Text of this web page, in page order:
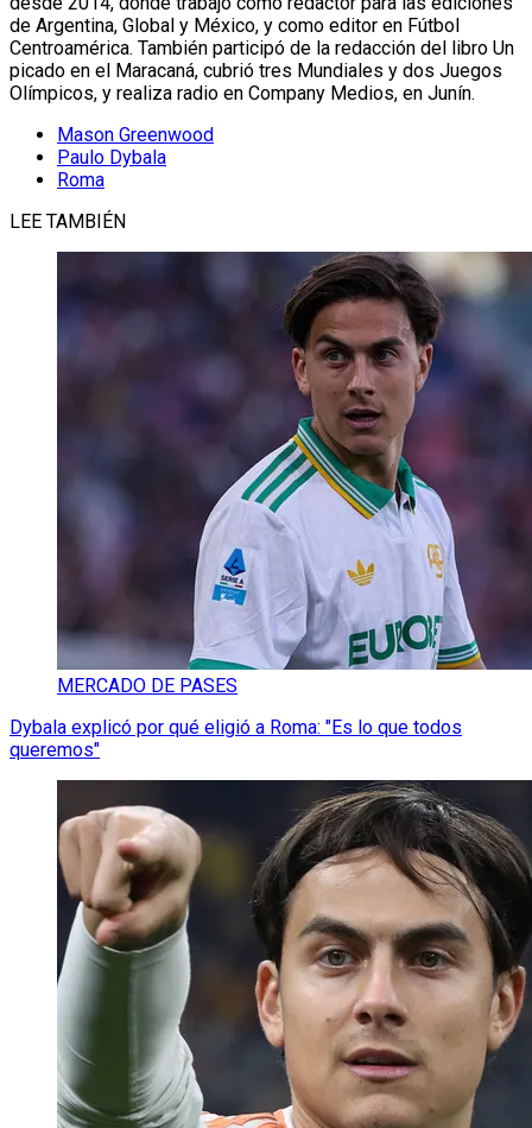
de Argentina, Global y México, y como editor en Fútbol
Centroamérica. También participó de la redacción del libro Un
picado en el Maracaná, cubrió tres Mundiales y dos Juegos
Olímpicos, y realiza radio en Company Medios, en Junín.
Mason Greenwood
Paulo Dybala
Roma
LEE TAMBIÉN
MERCADO DE PASES
Dybala explicó por qué eligió a Roma: "Es lo que todos
queremos"